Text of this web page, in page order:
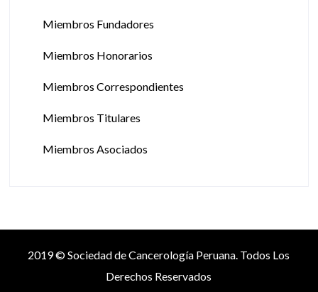
Miembros Fundadores
Miembros Honorarios
Miembros Correspondientes
Miembros Titulares
Miembros Asociados
2019 © Sociedad de Cancerología Peruana. Todos Los
Derechos Reservados